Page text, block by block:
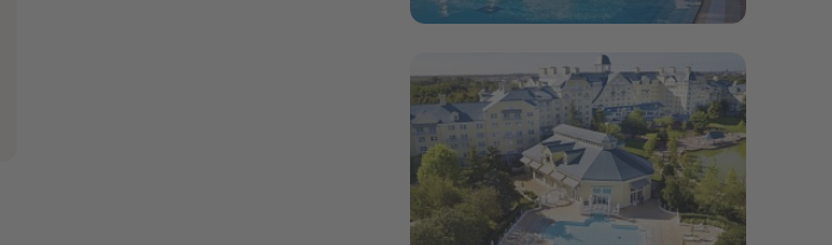
Bildergalerie öffnen